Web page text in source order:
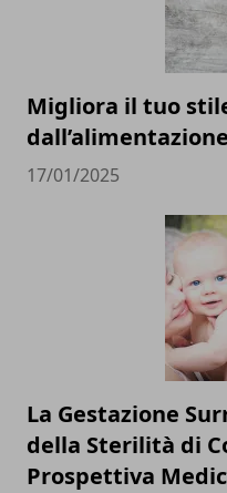
Migliora il tuo
17/01/2025
La Gestazione
della Sterilità di
Prospettiva